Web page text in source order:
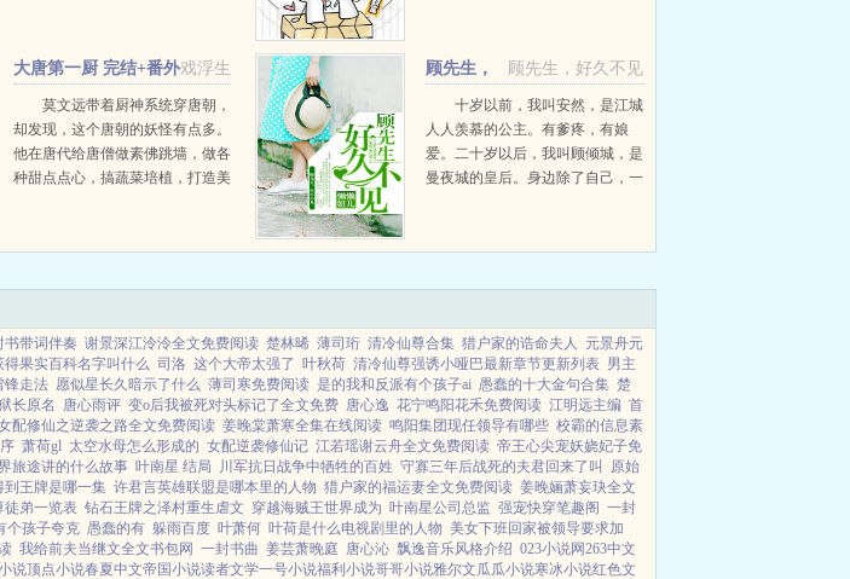
戏浮生
大唐第一厨 完结+番外
莫文远带着厨神系统穿唐朝，
却发现，这个唐朝的妖怪有点多。
他在唐代给唐僧做素佛跳墙，做各
种甜点点心，搞蔬菜培植，打造美
角在唐代做美食的故...
顾先生，好久不见
顾先生，
好久不见
十岁以前，我叫安然，是江城
人人羡慕的公主。有爹疼，有娘
爱。二十岁以后，我叫顾倾城，是
曼夜城的皇后。身边除了自己，一
扭动着我的身体。赚足了眼球。...
书带词伴奏 谢景深江泠泠全文免费阅读 楚林晞 薄司珩 清冷仙尊合集 猎户家的诰命夫人
元景舟元
得果实百科名字叫什么 司洛 这个大帝太强了 叶秋荷 清冷仙尊强诱小哑巴最新章节更新列表 男主
锋走法 愿似星长久暗示了什么 薄司寒免费阅读 是的我和反派有个孩子ai 愚蠢的十大金句合集 楚
长原名 唐心雨评 变o后我被死对头标记了全文免费 唐心逸 花宁鸣阳花禾免费阅读 江明远主编 首
配修仙之逆袭之路全文免费阅读 姜晚棠萧寒全集在线阅读 鸣阳集团现任领导有哪些 校霸的信息素
萧荷gl 太空水母怎么形成的 女配逆袭修仙记 江若瑶谢云舟全文免费阅读 帝王心尖宠妖娆妃子免
旅途讲的什么故事 叶南星 结局 川军抗日战争中牺牲的百姓 守寡三年后战死的夫君回来了叫
原始
到王牌是哪一集 许君言英雄联盟是哪本里的人物 猎户家的福运妻全文免费阅读 姜晚婳萧妄玦全文
徒弟一览表 钻石王牌之泽村重生虐文 穿越海贼王世界成为 叶南星公司总监 强宠快穿笔趣阁 一封
个孩子夸克 愚蠢的有 躲雨百度 叶萧何 叶荷是什么电视剧里的人物 美女下班回家被领导要求加
我给前夫当继文全文书包网 一封书曲 姜芸萧晚庭 唐心沁 飘逸音乐风格介绍 023小说网263中文
说顶点小说春夏中文帝国小说读者文学一号小说福利小说哥哥小说雅尔文瓜瓜小说寒冰小说红色文